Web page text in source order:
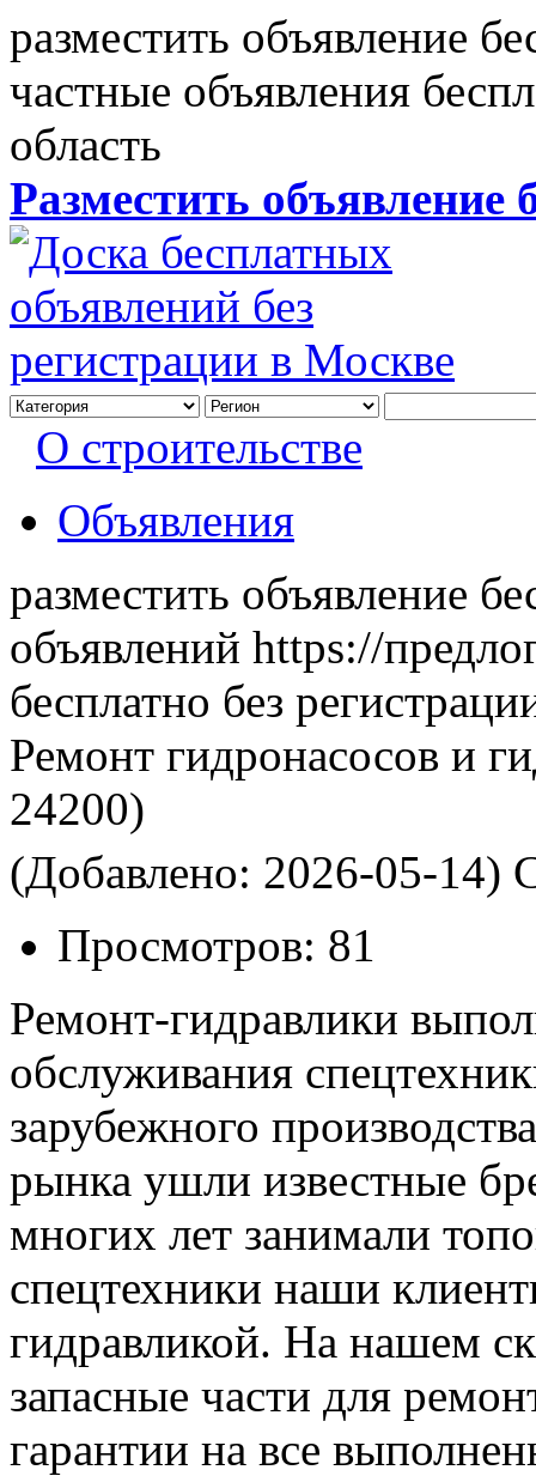
разместить объявление
частные объявления
область
Разместить объявление
О строительстве
Объявления
разместить объявление
объявлений https://
бесплатно без
Ремонт гидронасосов и
24200)
(Добавлено: 2026-05-14)
Просмотров: 81
Ремонт-гидравлики
обслуживания
зарубежного
рынка ушли известные
многих лет занимали
спецтехники наши
гидравликой. На нашем
запасные части для
гарантии на все